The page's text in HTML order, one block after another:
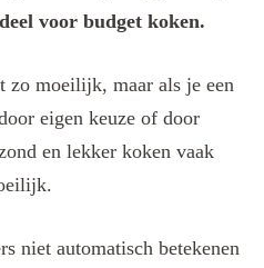
voor budget koken.
zo moeilijk, maar als je een
eigen keuze of door
en lekker koken vaak
niet automatisch betekenen